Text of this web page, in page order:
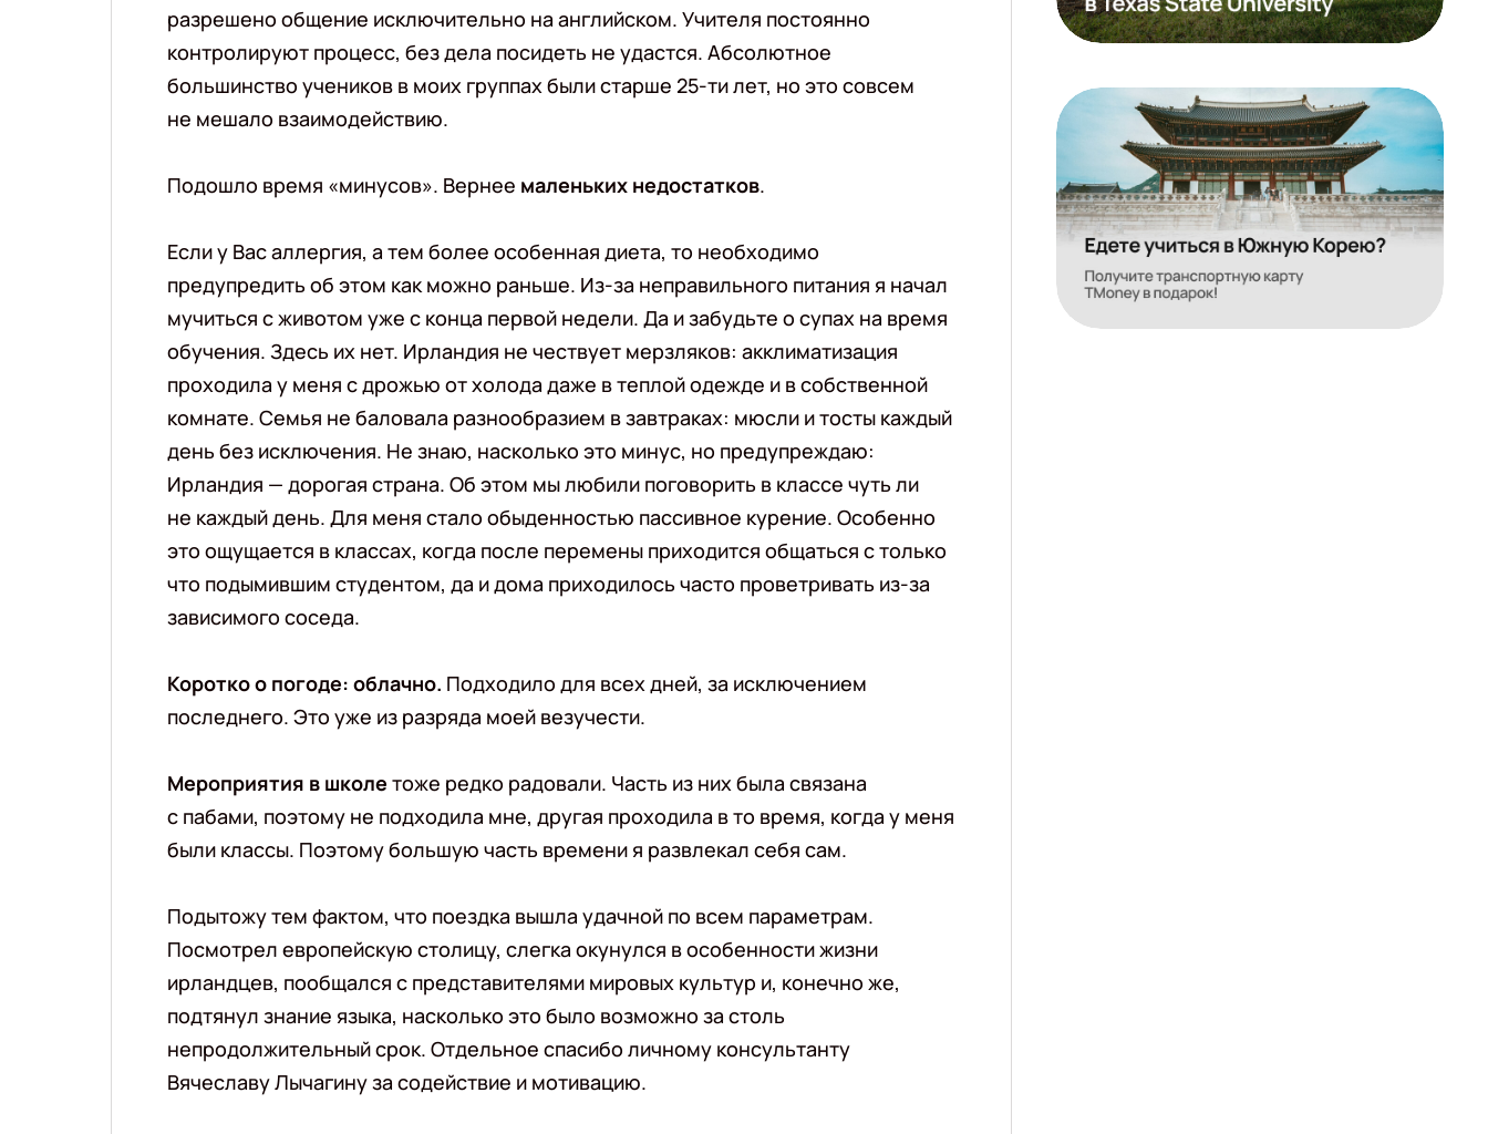
разрешено общение исключительно на английском. Учителя постоянно
контролируют процесс, без дела посидеть не удастся. Абсолютное
большинство учеников в моих группах были старше 25-ти лет, но это совсем
не мешало взаимодействию.
Подошло время «минусов». Вернее маленьких недостатков.
Если у Вас аллергия, а тем более особенная диета, то необходимо
предупредить об этом как можно раньше. Из-за неправильного питания я начал
мучиться с животом уже с конца первой недели. Да и забудьте о супах на время
обучения. Здесь их нет. Ирландия не чествует мерзляков: акклиматизация
проходила у меня с дрожью от холода даже в теплой одежде и в собственной
комнате. Семья не баловала разнообразием в завтраках: мюсли и тосты каждый
день без исключения. Не знаю, насколько это минус, но предупреждаю:
Ирландия — дорогая страна. Об этом мы любили поговорить в классе чуть ли
не каждый день. Для меня стало обыденностью пассивное курение. Особенно
это ощущается в классах, когда после перемены приходится общаться с только
что подымившим студентом, да и дома приходилось часто проветривать из-за
зависимого соседа.
Коротко о погоде: облачно. Подходило для всех дней, за исключением
последнего. Это уже из разряда моей везучести.
Мероприятия в школе тоже редко радовали. Часть из них была связана
с пабами, поэтому не подходила мне, другая проходила в то время, когда у меня
были классы. Поэтому большую часть времени я развлекал себя сам.
Подытожу тем фактом, что поездка вышла удачной по всем параметрам.
Посмотрел европейскую столицу, слегка окунулся в особенности жизни
ирландцев, пообщался с представителями мировых культур и, конечно же,
подтянул знание языка, насколько это было возможно за столь
непродолжительный срок. Отдельное спасибо личному консультанту
Вячеславу Лычагину за содействие и мотивацию.